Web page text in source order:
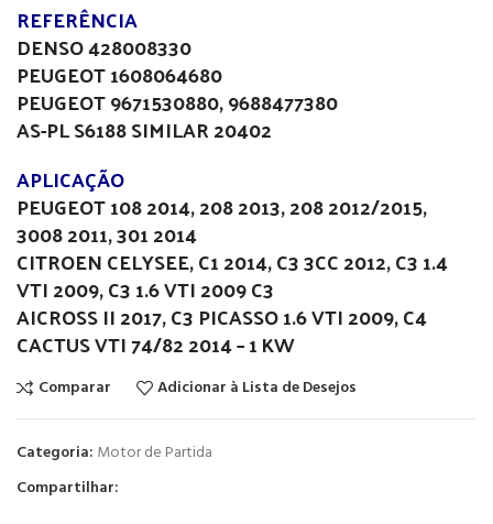
REFERÊNCIA
DENSO 428008330
PEUGEOT 1608064680
PEUGEOT 9671530880, 9688477380
AS-PL S6188 SIMILAR 20402
APLICAÇÃO
PEUGEOT 108 2014, 208 2013, 208 2012/2015,
3008 2011, 301 2014
CITROEN CELYSEE, C1 2014, C3 3CC 2012, C3 1.4
VTI 2009, C3 1.6 VTI 2009 C3
AICROSS II 2017, C3 PICASSO 1.6 VTI 2009, C4
CACTUS VTI 74/82 2014 – 1 KW
Comparar Adicionar à Lista de Desejos
Categoria: Motor de Partida
Compartilhar: